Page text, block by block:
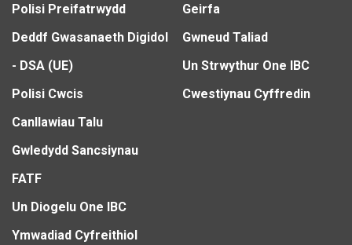
Polisi Preifatrwydd
Deddf Gwasanaeth Digidol
- DSA (UE)
Polisi Cwcis
Canllawiau Talu
Gwledydd Sancsiynau
FATF
Un Diogelu One IBC
Ymwadiad Cyfreithiol
Geirfa
Gwneud Taliad
Un Strwythur One IBC
Cwestiynau Cyffredin